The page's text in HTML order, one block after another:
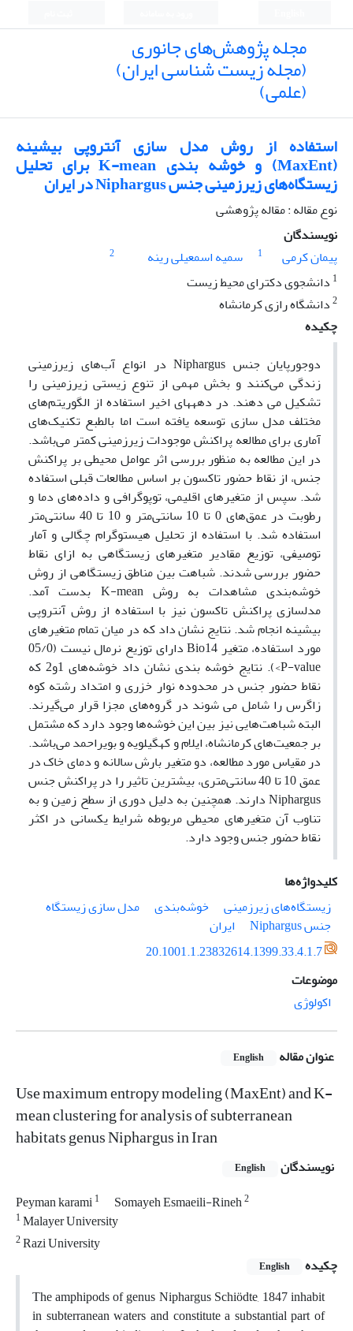
مجله پژوهش‌های جانوری
(مجله زیست شناسی ایران)
(علمی)
استفاده از روش مدل سازی آنتروپی بیشینه
(MaxEnt) و خوشه بندی K-mean برای تحلیل
زیستگاه‌های زیرزمینی جنس Niphargus در ایران
نوع مقاله : مقاله پژوهشی
نویسندگان
پیمان کرمی
1 سمیه اسمعیلی رینه
2
1 دانشجوی دکترای محیط زیست
2دانشگاه رازی کرمانشاه
چکیده
دوجورپایان جنس Niphargus در انواع آب‌های زیرزمینی
زندگی می‌کنند و بخش مهمی از تنوع زیستی زیرزمینی را
تشکیل می دهند. در دهههای اخیر استفاده از الگوریتم‌های
مختلف مدل سازی توسعه یافته است اما بالطبع تکنیک‌های
آماری برای مطالعه پراکنش موجودات زیرزمینی کمتر می‌باشد.
در این مطالعه به منظور بررسی اثر عوامل محیطی بر پراکنش
جنس، از نقاط حضور تاکسون بر اساس مطالعات قبلی استفاده
شد. سپس از متغیرهای اقلیمی، توپوگرافی و داده‌های دما و
رطوبت در عمق‌های 0 تا 10 سانتی‌متر و 10 تا 40 سانتی‌متر
استفاده شد. با استفاده از تحلیل هیستوگرام چگالی و آمار
توصیفی، توزیع مقادیر متغیرهای زیستگاهی به ازای نقاط
حضور بررسی شدند. شباهت بین مناطق زیستگاهی از روش
خوشه‌بندی مشاهدات به روش K-mean بدست آمد.
مدلسازی پراکنش تاکسون نیز با استفاده از روش آنتروپی
بیشینه انجام شد. نتایج نشان داد که در میان تمام متغیرهای
مورد استفاده، متغیر Bio14 دارای توزیع نرمال نیست (05/0
P-value>). نتایج خوشه بندی نشان داد خوشه‌های 1و2 که
نقاط حضور جنس در محدوده نوار خزری و امتداد رشته کوه
زاگرس را شامل می شوند در گروه‌های مجزا قرار می‌گیرند.
البته شباهت‌هایی نیز بین این خوشه‌ها وجود دارد که مشتمل
بر جمعیت‌های کرمانشاه، ایلام و کهگیلویه و بویراحمد می‌باشد.
در مقیاس مورد مطالعه، دو متغیر بارش سالانه و دمای خاک در
عمق 10 تا 40 سانتی‌متری، بیشترین تاثیر را در پراکنش جنس
Niphargus دارند. همچنین به دلیل دوری از سطح زمین و به
تناوب آن متغیرهای محیطی مربوطه شرایط یکسانی در اکثر
نقاط حضور جنس وجود دارد.
کلیدواژه‌ها
زیستگاه‌های زیرزمینی
خوشه‌بندی
مدل سازی زیستگاه
جنس Niphargus
ایران
20.1001.1.23832614.1399.33.4.1.7
موضوعات
اکولوژی
عنوان مقاله English
Use maximum entropy modeling (MaxEnt) and K-
mean clustering for analysis of subterranean
habitats genus Niphargus in Iran
نویسندگان English
Peyman karami1 Somayeh Esmaeili-Rineh2
1Malayer University
2Razi University
چکیده
English
The amphipods of genus Niphargus Schiödte, 1847 inhabit
in subterranean waters and constitute a substantial part of